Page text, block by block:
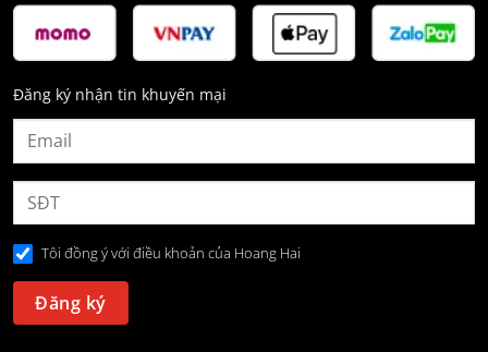
Đăng ký nhận tin khuyến mại
Tôi đồng ý với điều khoản của Hoang Hai